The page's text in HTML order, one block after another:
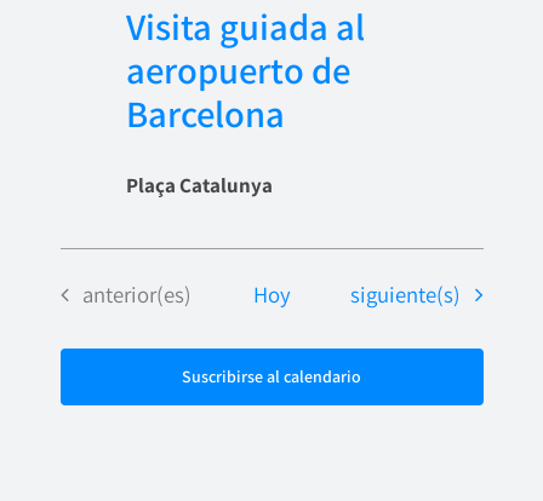
Visita guiada al
aeropuerto de
Barcelona
Plaça Catalunya
Eventos
anterior(es) Hoy Eventos
siguiente(s)
Suscribirse al calendario